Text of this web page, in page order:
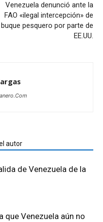
Venezuela denunció ante la
FAO «ilegal intercepción» de
buque pesquero por parte de
EE.UU.
autor
de Venezuela de la
que Venezuela aún no